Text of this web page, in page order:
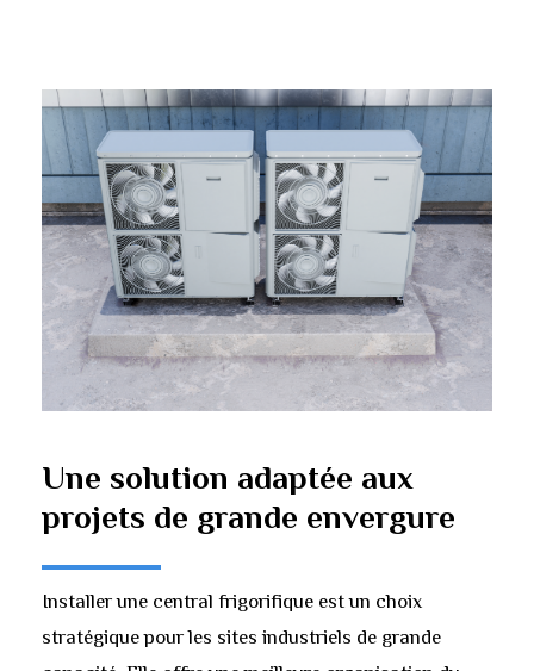
Une solution adaptée aux
projets de grande envergure
Installer une central frigorifique est un choix
stratégique pour les sites industriels de grande